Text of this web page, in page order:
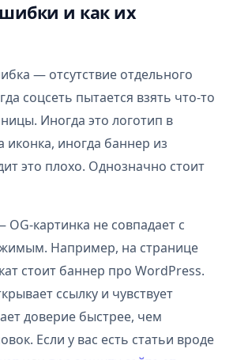
и как их
— отсутствие отдельного
соцсеть пытается взять что-то
Иногда это логотип в
иконка, иногда баннер из
это плохо. Однозначно стоит
картинка не совпадает с
Например, на странице
стоит баннер про WordPress.
ссылку и чувствует
доверие быстрее, чем
Если у вас есть статьи вроде